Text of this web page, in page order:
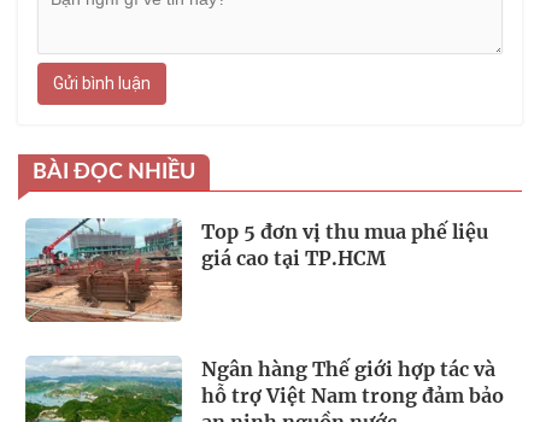
Gửi bình luận
BÀI ĐỌC NHIỀU
Top 5 đơn vị thu mua phế liệu
giá cao tại TP.HCM
Ngân hàng Thế giới hợp tác và
hỗ trợ Việt Nam trong đảm bảo